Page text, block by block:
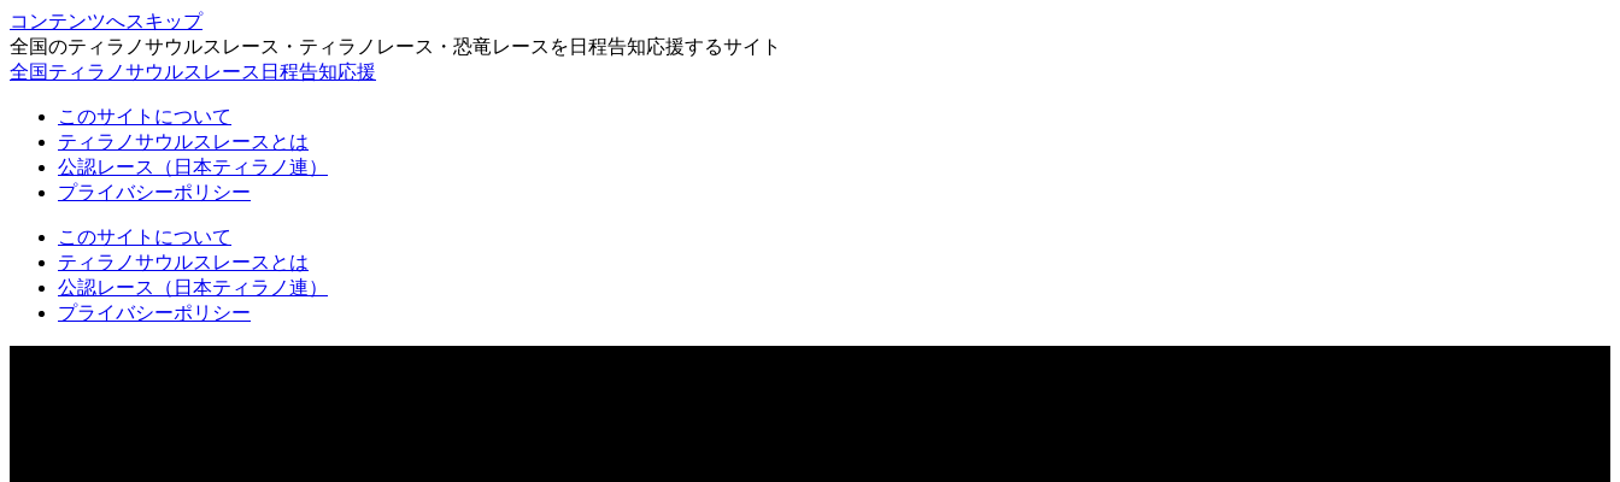
コンテンツへスキップ
全国のティラノサウルスレース・ティラノレース・恐竜レースを日程告知応援するサイト
全国ティラノサウルスレース日程告知応援
このサイトについて
ティラノサウルスレースとは
公認レース（日本ティラノ連）
プライバシーポリシー
このサイトについて
ティラノサウルスレースとは
公認レース（日本ティラノ連）
プライバシーポリシー